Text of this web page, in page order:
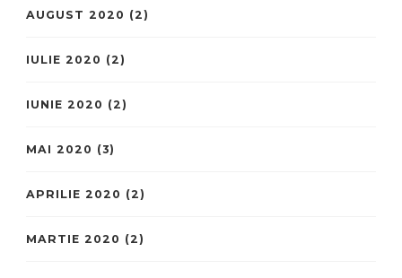
AUGUST 2020 (2)
IULIE 2020 (2)
IUNIE 2020 (2)
MAI 2020 (3)
APRILIE 2020 (2)
MARTIE 2020 (2)